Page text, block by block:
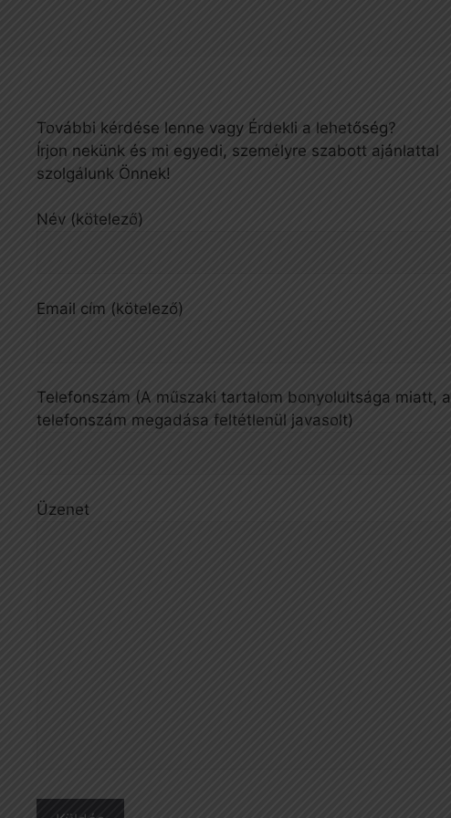
További kérdése lenne vagy Érdekli a lehetőség?
Írjon nekünk és mi egyedi, személyre szabott ajánlattal
szolgálunk Önnek!
Név (kötelező)
Email cím (kötelező)
Telefonszám (A műszaki tartalom bonyolultsága miatt, a
telefonszám megadása feltétlenül javasolt)
Üzenet